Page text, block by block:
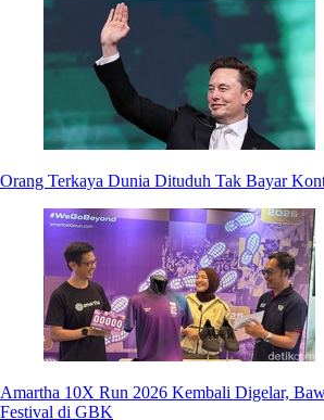
Orang Terkaya Dunia Dituduh Tak Bayar
Amartha 10X Run 2026 Kembali Digelar,
Festival di GBK